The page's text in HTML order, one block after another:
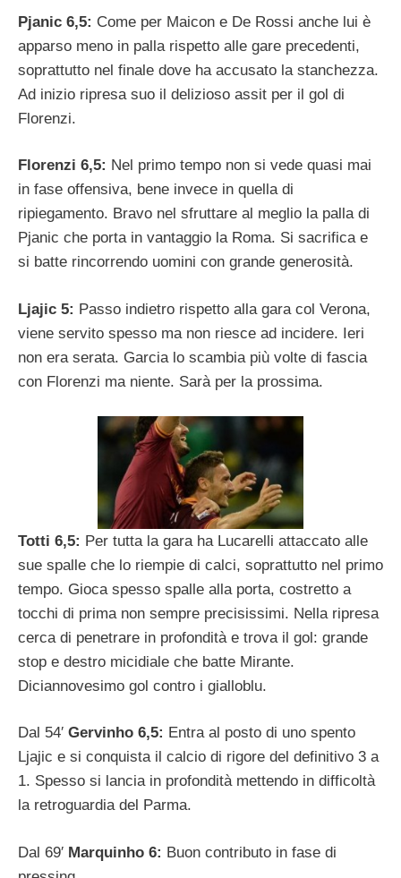
Pjanic 6,5: Come per Maicon e De Rossi anche lui è
apparso meno in palla rispetto alle gare precedenti,
soprattutto nel finale dove ha accusato la stanchezza.
Ad inizio ripresa suo il delizioso assit per il gol di
Florenzi.
Florenzi 6,5: Nel primo tempo non si vede quasi mai
in fase offensiva, bene invece in quella di
ripiegamento. Bravo nel sfruttare al meglio la palla di
Pjanic che porta in vantaggio la Roma. Si sacrifica e
si batte rincorrendo uomini con grande generosità.
Ljajic 5: Passo indietro rispetto alla gara col Verona,
viene servito spesso ma non riesce ad incidere. Ieri
non era serata. Garcia lo scambia più volte di fascia
con Florenzi ma niente. Sarà per la prossima.
Totti 6,5: Per tutta la gara ha Lucarelli attaccato alle
sue spalle che lo riempie di calci, soprattutto nel primo
tempo. Gioca spesso spalle alla porta, costretto a
tocchi di prima non sempre precisissimi. Nella ripresa
cerca di penetrare in profondità e trova il gol: grande
stop e destro micidiale che batte Mirante.
Diciannovesimo gol contro i gialloblu.
Dal 54′ Gervinho 6,5: Entra al posto di uno spento
Ljajic e si conquista il calcio di rigore del definitivo 3 a
1. Spesso si lancia in profondità mettendo in difficoltà
la retroguardia del Parma.
Dal 69′ Marquinho 6: Buon contributo in fase di